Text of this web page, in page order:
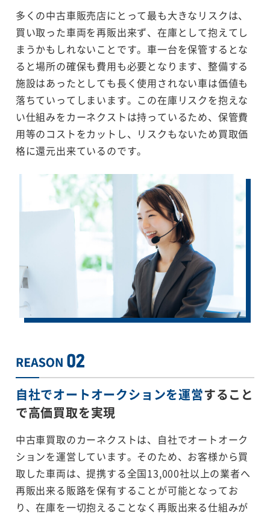
多くの中古車販売店にとって最も大きなリスクは、
買い取った車両を再販出来ず、在庫として抱えてし
まうかもしれないことです。車一台を保管するとな
ると場所の確保も費用も必要となります、整備する
施設はあったとしても長く使用されない車は価値も
落ちていってしまいます。この在庫リスクを抱えな
い仕組みをカーネクストは持っているため、保管費
用等のコストをカットし、リスクもないため買取価
格に還元出来ているのです。
自社でオートオークションを運営すること
で高価買取を実現
中古車買取のカーネクストは、自社でオートオーク
ションを運営しています。そのため、お客様から買
取した車両は、提携する全国13,000社以上の業者へ
再販出来る販路を保有することが可能となってお
り、在庫を一切抱えることなく再販出来る仕組みが